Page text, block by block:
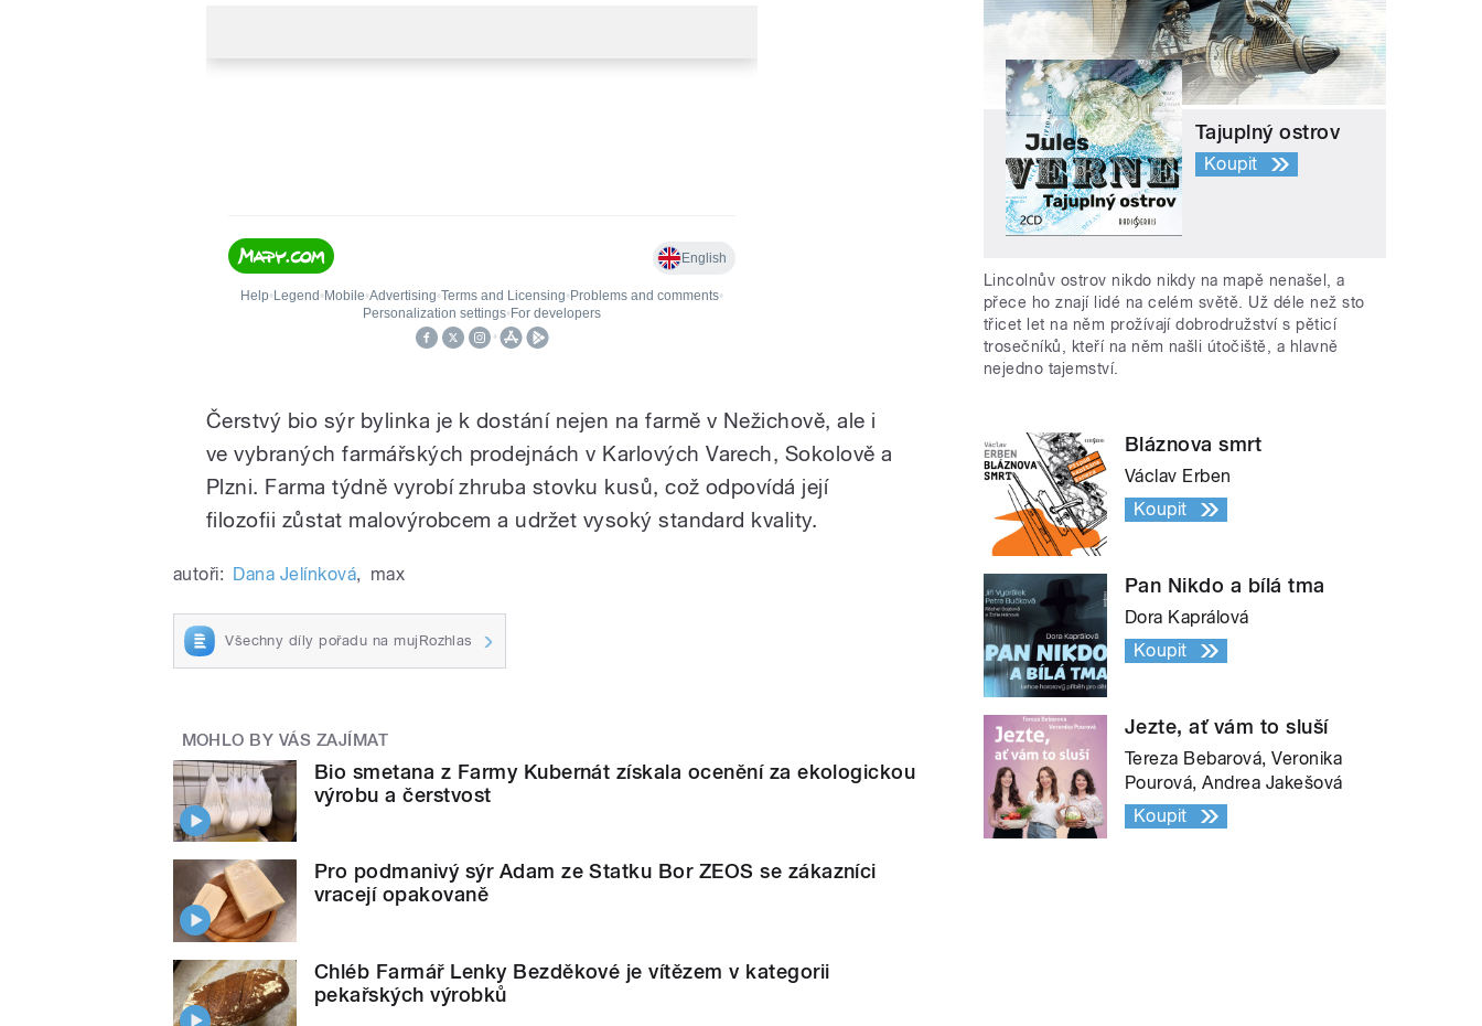
Čerstvý bio sýr bylinka je k dostání nejen na farmě v Nežichově, ale i
ve vybraných farmářských prodejnách v Karlových Varech, Sokolově a
Plzni. Farma týdně vyrobí zhruba stovku kusů, což odpovídá její
filozofii zůstat malovýrobcem a udržet vysoký standard kvality.
autoři: Dana Jelínková, max
Všechny díly pořadu na mujRozhlas
MOHLO BY VÁS ZAJÍMAT
Bio smetana z Farmy Kubernát získala ocenění za ekologickou
výrobu a čerstvost
Pro podmanivý sýr Adam ze Statku Bor ZEOS se zákazníci
vracejí opakovaně
Chléb Farmář Lenky Bezděkové je vítězem v kategorii
pekařských výrobků
Tajuplný ostrov
Koupit
Lincolnův ostrov nikdo nikdy na mapě nenašel, a
přece ho znají lidé na celém světě. Už déle než sto
třicet let na něm prožívají dobrodružství s pěticí
trosečníků, kteří na něm našli útočiště, a hlavně
nejedno tajemství.
Bláznova smrt
Václav Erben
Koupit
Pan Nikdo a bílá tma
Dora Kaprálová
Koupit
Jezte, ať vám to sluší
Tereza Bebarová, Veronika
Pourová, Andrea Jakešová
Koupit